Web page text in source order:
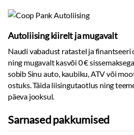
Autoliising kiirelt ja mugavalt
Naudi vabadust ratastel ja finantseeri
ning mugavalt kasvõi 0 €
sobib Sinu auto, kaubiku, ATV või
ostuks. Täida liisingutaotlus ning
päeva jooksul.
Sarnased pakkumised